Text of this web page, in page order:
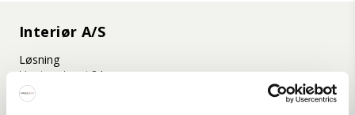
Interiør A/S
Løsning
Hoejmarksvej 34
DK-8723 Løsning
(Google Maps)